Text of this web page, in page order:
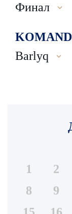
Финал
Barlyq
1 2
8
9